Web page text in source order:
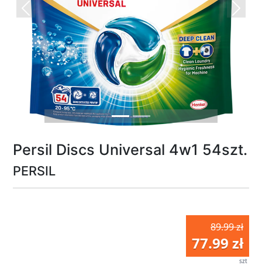
Previous Next
Persil Discs Universal 4w1 54szt.
PERSIL
89.99 zł
77.99 zł
szt